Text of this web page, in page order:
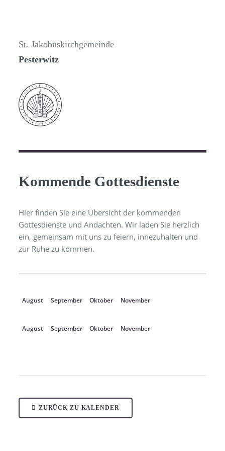
St. Jakobuskirchgemeinde
Pesterwitz
Kommende Gottesdienste
Hier finden Sie eine Übersicht der kommenden
Gottesdienste und Andachten. Wir laden Sie herzlich
ein, gemeinsam mit uns zu feiern, innezuhalten und
zur Ruhe zu kommen.
August September Oktober November
August September Oktober November
ZURÜCK ZU KALENDER